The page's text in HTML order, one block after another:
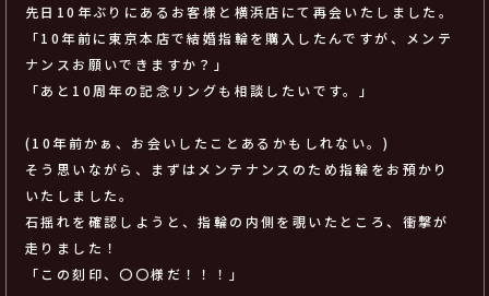
先日10年ぶりにあるお客様と横浜店にて再会いたしました。
「10年前に東京本店で結婚指輪を購入したんですが、メンテ
ナンスお願いできますか？」
「あと10周年の記念リングも相談したいです。」
(10年前かぁ、お会いしたことあるかもしれない。)
そう思いながら、まずはメンテナンスのため指輪をお預かり
いたしました。
石揺れを確認しようと、指輪の内側を覗いたところ、衝撃が
走りました！
「この刻印、〇〇様だ！！！」